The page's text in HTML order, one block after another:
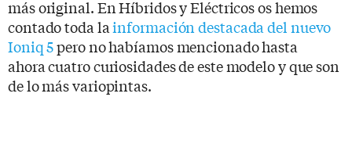
más original. En Híbridos y Eléctricos os hemos
contado toda lainformación destacada del nuevo
Ioniq 5pero no habíamos mencionado hasta
ahora cuatro curiosidades de este modelo y que son
de lo más variopintas.